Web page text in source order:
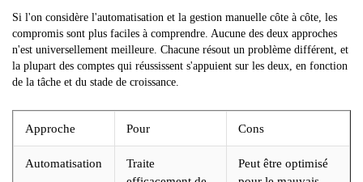
Si l'on considère l'automatisation et la gestion manuelle côte à côte, les
compromis sont plus faciles à comprendre. Aucune des deux approches
n'est universellement meilleure. Chacune résout un problème différent, et
la plupart des comptes qui réussissent s'appuient sur les deux, en fonction
de la tâche et du stade de croissance.
Approche Pour Cons
Automatisation
Traite
Peut être optimisé